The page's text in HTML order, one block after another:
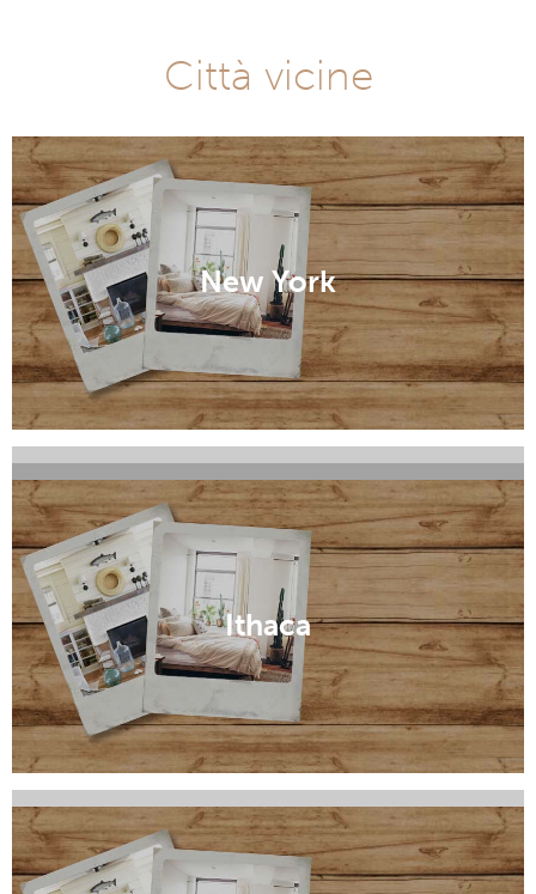
Città vicine
New York
Corfu
Long Island City
Ithaca
Staten Island